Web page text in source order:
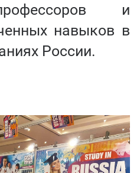
и
навыков в
России.